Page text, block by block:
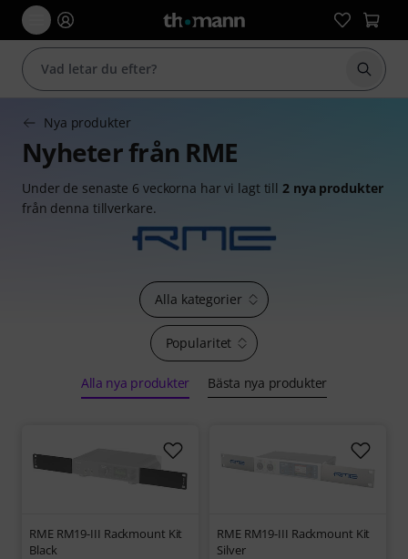
Börja
Nya produkter
Nyheter från RME
Under de senaste 6 veckorna har vi lagt till2 nya produkter
från denna tillverkare.
Popularitet
Alla kategorier
Alla nya produkter Bästa nya produkter
RME RM19-III Rackmount Kit
Black
RME RM19-III Rackmount Kit
Silver